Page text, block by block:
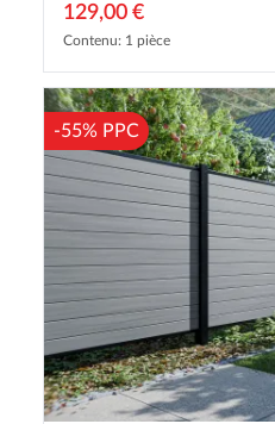
129,00 €
Contenu: 1 pièce
-55% PPC